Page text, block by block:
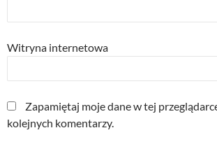
Witryna internetowa
Zapamiętaj moje dane w tej
kolejnych komentarzy.